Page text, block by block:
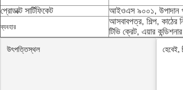
প্রোডাক্ট সার্টিফিকেট আইওএস ৯০০১, উপাদান
ব্যবহার
আসবাবপত্র, শিল্প, কাঠের
টিভি ক্রেট, এয়ার
উৎপত্তিস্থল হেবেই,